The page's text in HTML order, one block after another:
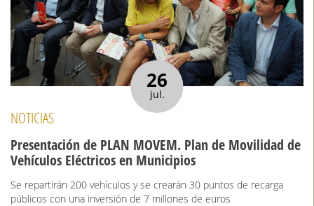
26
jul.
NOTICIAS
Presentación de PLAN MOVEM. Plan de Movilidad de
Vehículos Eléctricos en Municipios
Se repartirán 200 vehículos y se crearán 30 puntos de recarga
públicos con una inversión de 7 millones de euros